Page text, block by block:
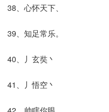
38、心怀天下、
39、知足常乐。
40、丿玄奘丶
41、丿悟空丶